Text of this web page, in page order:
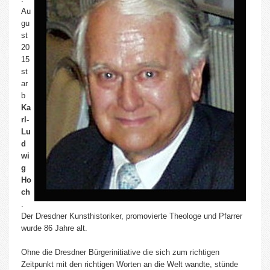
Au
gu
st
20
15
st
ar
b
Ka
rl-
Lu
d
wi
g
Ho
ch
Der Dresdner Kunsthistoriker, promovierte Theologe und Pfarrer
wurde 86 Jahre alt.
Ohne die Dresdner Bürgerinitiative die sich zum richtigen
Zeitpunkt mit den richtigen Worten an die Welt wandte, stünde